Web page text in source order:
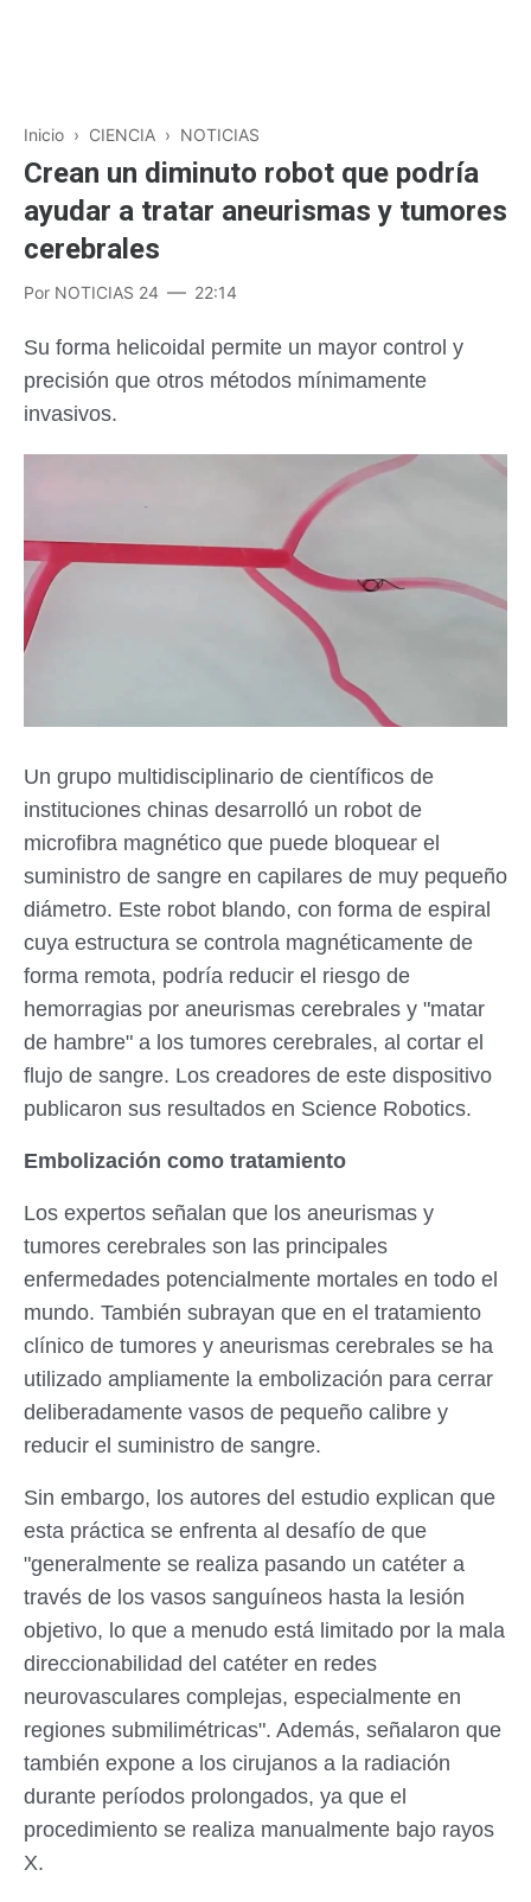
Inicio › CIENCIA › NOTICIAS
Crean un diminuto robot que podría
ayudar a tratar aneurismas y tumores
cerebrales
Por NOTICIAS 24 22:14
Su forma helicoidal permite un mayor control y
precisión que otros métodos mínimamente
invasivos.
Un grupo multidisciplinario de científicos de
instituciones chinas desarrolló un robot de
microfibra magnético que puede bloquear el
suministro de sangre en capilares de muy pequeño
diámetro. Este robot blando, con forma de espiral
cuya estructura se controla magnéticamente de
forma remota, podría reducir el riesgo de
hemorragias por aneurismas cerebrales y "matar
de hambre" a los tumores cerebrales, al cortar el
flujo de sangre. Los creadores de este dispositivo
publicaron sus resultados en Science Robotics.
Embolización como tratamiento
Los expertos señalan que los aneurismas y
tumores cerebrales son las principales
enfermedades potencialmente mortales en todo el
mundo. También subrayan que en el tratamiento
clínico de tumores y aneurismas cerebrales se ha
utilizado ampliamente la embolización para cerrar
deliberadamente vasos de pequeño calibre y
reducir el suministro de sangre.
Sin embargo, los autores del estudio explican que
esta práctica se enfrenta al desafío de que
"generalmente se realiza pasando un catéter a
través de los vasos sanguíneos hasta la lesión
objetivo, lo que a menudo está limitado por la mala
direccionabilidad del catéter en redes
neurovasculares complejas, especialmente en
regiones submilimétricas". Además, señalaron que
también expone a los cirujanos a la radiación
durante períodos prolongados, ya que el
procedimiento se realiza manualmente bajo rayos
X.